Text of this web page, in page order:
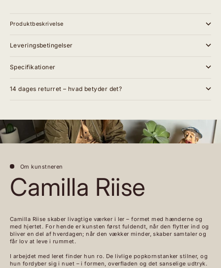
Produktbeskrivelse
Leveringsbetingelser
Specifikationer
14 dages returret – hvad betyder det?
Om kunstneren
Camilla Riise
Camilla Riise skaber livagtige værker i ler – formet med hænderne og
med hjertet. For hende er kunsten først fuldendt, når den flytter ind og
bliver en del af hverdagen; når den vækker minder, skaber samtaler og
får lov at leve i rummet.
I arbejdet med leret finder hun ro. De livlige popkornstanker stilner, og
hun fordyber sig i nuet – i formen, overfladen og det sanselige udtryk.